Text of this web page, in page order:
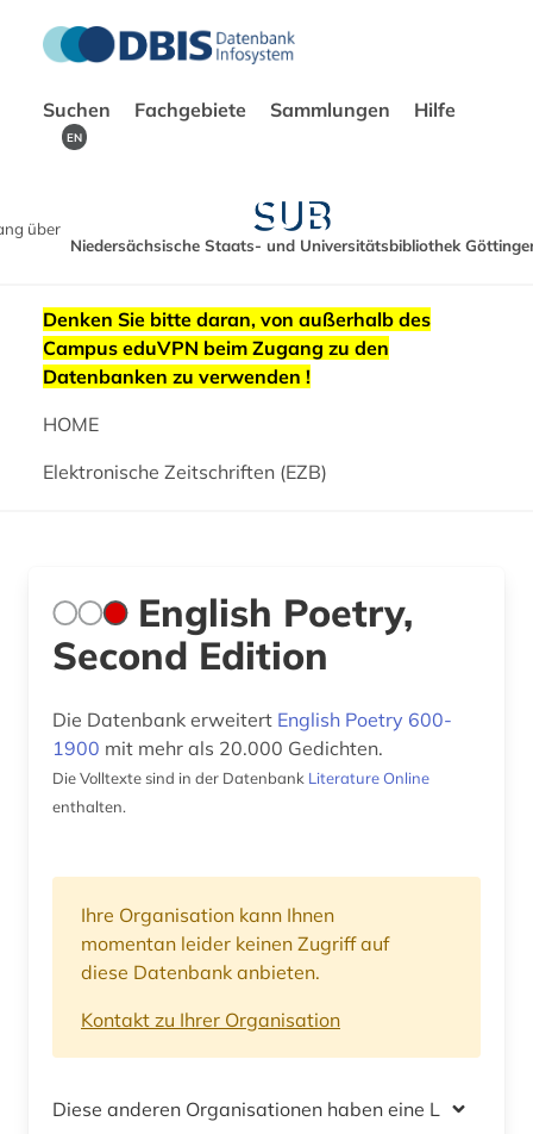
Suchen Fachgebiete Sammlungen Hilfe
EN
über
Niedersächsische Staats- und Universitätsbibliothek
Denken Sie bitte daran, von außerhalb des
Campus eduVPN beim Zugang zu den
Datenbanken zu verwenden !
HOME
Elektronische Zeitschriften (EZB)
English Poetry,
Second Edition
Die Datenbank erweitert English Poetry 600-
1900 mit mehr als 20.000 Gedichten.
Die Volltexte sind in der Datenbank Literature Online
enthalten.
Ihre Organisation kann Ihnen
momentan leider keinen Zugriff auf
diese Datenbank anbieten.
Kontakt zu Ihrer Organisation
Diese anderen Organisationen haben eine Lizenz